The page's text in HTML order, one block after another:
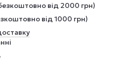
від 2000 грн)
від 1000 грн)